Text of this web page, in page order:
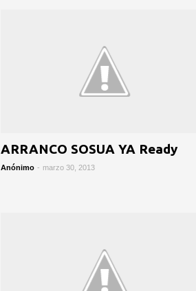
ARRANCO SOSUA YA Ready
Anónimo - marzo 30, 2013